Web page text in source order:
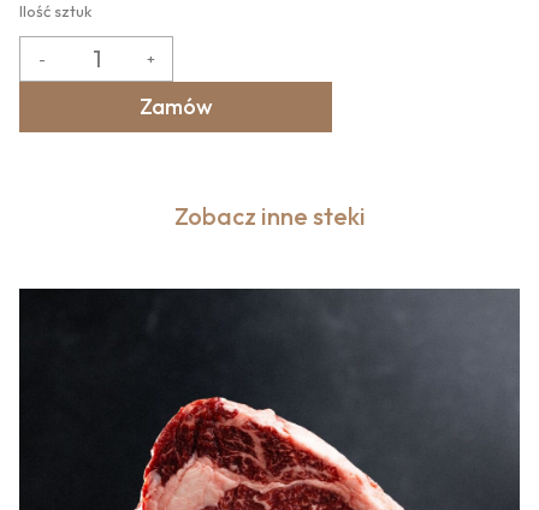
Ilość sztuk
- +
Zamów
Zobacz inne steki